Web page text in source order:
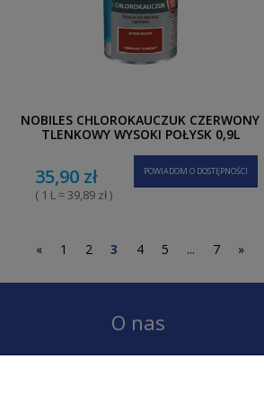
NOBILES CHLOROKAUCZUK CZERWONY
TLENKOWY WYSOKI POŁYSK 0,9L
35,90 zł
( 1 L = 39,89 zł )
POWIADOM O DOSTĘPNOŚCI
« 1 2 3 4 5 ... 7 »
O nas